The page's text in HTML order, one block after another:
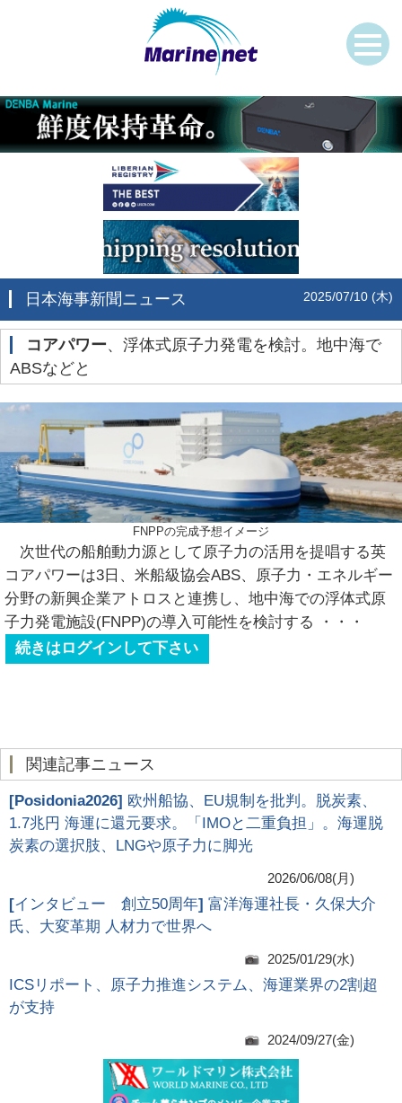
日本海事新聞ニュース 2025/07/10 (木)
コアパワー、浮体式原子力発電を検討。地中海で
ABSなどと
FNPPの完成予想イメージ
次世代の船舶動力源として原子力の活用を提唱する英
コアパワーは3日、米船級協会ABS、原子力・エネルギー
分野の新興企業アトロスと連携し、地中海での浮体式原
子力発電施設(FNPP)の導入可能性を検討する
・・・
続きはログインして下さい
関連記事ニュース
[Posidonia2026] 欧州船協、EU規制を批判。脱炭素、
1.7兆円 海運に還元要求。「IMOと二重負担」。海運脱
炭素の選択肢、LNGや原子力に脚光
2026/06/08(月)
[インタビュー 創立50周年] 富洋海運社長・久保大介
氏、大変革期 人材力で世界へ
2025/01/29(水)
ICSリポート、原子力推進システム、海運業界の2割超
が支持
2024/09/27(金)